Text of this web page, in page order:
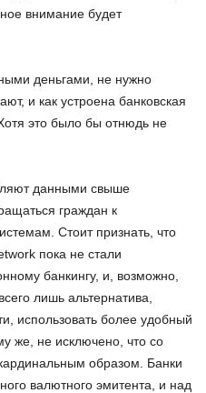
внимание будет
деньгами, не нужно
и как устроена банковская
это было бы отнюдь не
данными свыше
граждан к
Стоит признать, что
пока не стали
банкингу, и, возможно,
лишь альтернатива,
использовать более удобный
же, не исключено, что со
образом. Банки
валютного эмитента, и над